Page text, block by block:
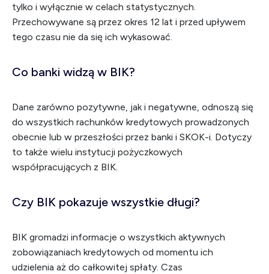
tylko i wyłącznie w celach statystycznych.
Przechowywane są przez okres 12 lat i przed upływem
tego czasu nie da się ich wykasować.
Co banki widzą w BIK?
Dane zarówno pozytywne, jak i negatywne, odnoszą się
do wszystkich rachunków kredytowych prowadzonych
obecnie lub w przeszłości przez banki i SKOK-i. Dotyczy
to także wielu instytucji pożyczkowych
współpracujących z BIK.
Czy BIK pokazuje wszystkie długi?
BIK gromadzi informacje o wszystkich aktywnych
zobowiązaniach kredytowych od momentu ich
udzielenia aż do całkowitej spłaty. Czas